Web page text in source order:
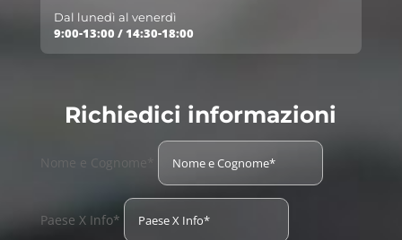
Dal lunedì al venerdì
9:00-13:00 / 14:30-18:00
Richiedici informazioni
Nome e Cognome*
Paese X Info*